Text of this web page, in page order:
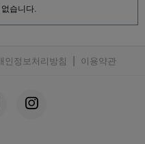
습니다.
인정보처리방침 이용약관